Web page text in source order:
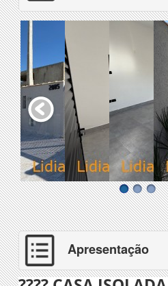
Apresentação